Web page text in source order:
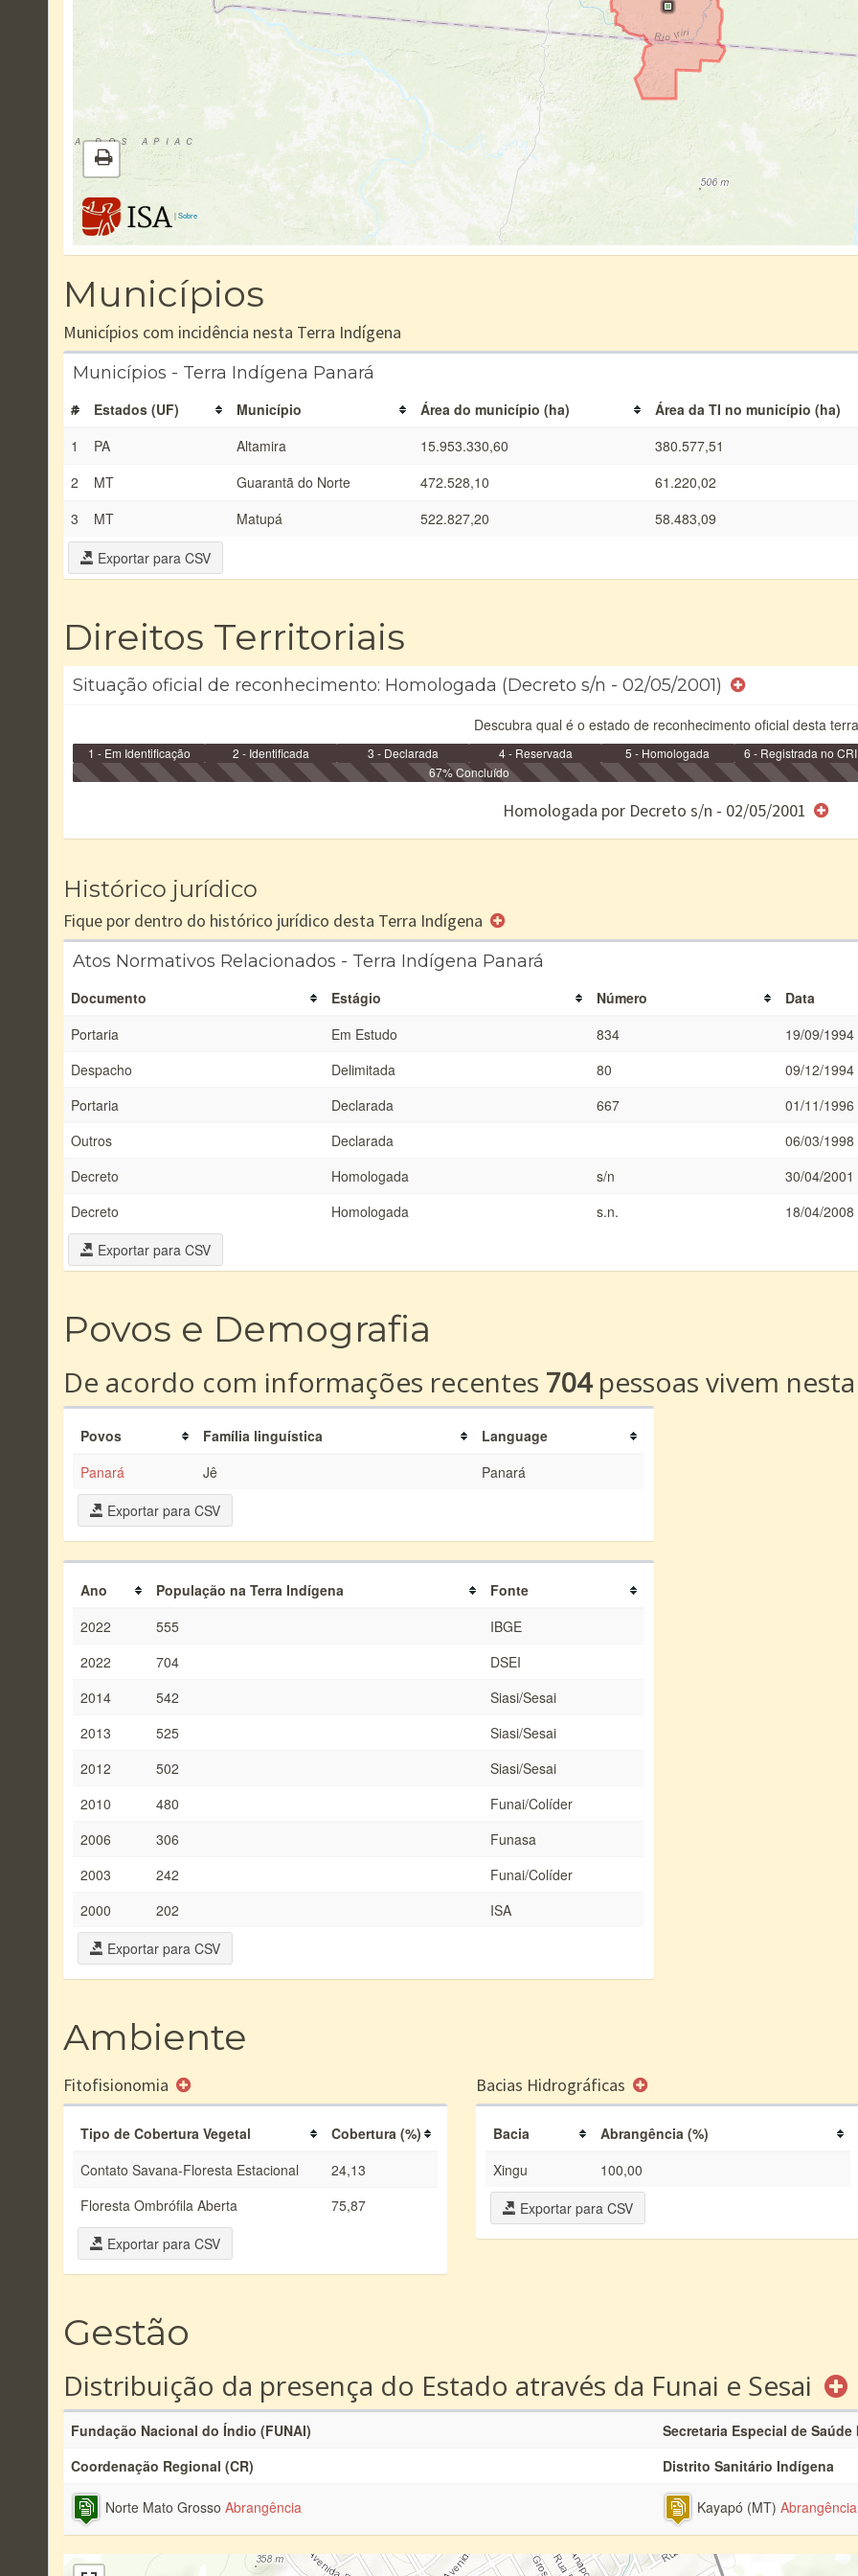
|Sobre
Municípios
Municípios com incidência nesta Terra Indígena
Municípios - Terra Indígena Panará
# Estados (UF) Município Área do município (ha)
Área da TI no município (ha)
1
PA Altamira 15.953.330,60
380.577,51
2
MT Guarantã do Norte 472.528,10
61.220,02
3
MT Matupá 522.827,20 58.483,09
Exportar para CSV
Direitos Territoriais
Situação oficial de reconhecimento: Homologada (Decreto s/n - 02/05/2001)
Descubra qual é o estado de reconhecimento oficial desta
1 - Em Identificação 2 - Identificada 3 - Declarada 4 - Reservada 5 - Homologada
6 - Registrada no CRI
e/ou SPU
67% Concluído
Homologada por Decreto s/n - 02/05/2001
Histórico jurídico
Fique por dentro do histórico jurídico desta Terra Indígena
Atos Normativos Relacionados - Terra Indígena Panará
Documento Estágio Número
Data
Portaria
Em Estudo 834
19/09/1994
Despacho
Delimitada 80
09/12/1994
Portaria
Declarada 667
01/11/1996
Outros
Declarada
06/03/1998
Decreto
Homologada s/n
30/04/2001
Decreto
Homologada s.n.
18/04/2008
Exportar para CSV
Povos e Demografia
De acordo com informações recentes 704pessoas vivem
Povos Família linguística
Language
Panará
Jê
Panará
Exportar para CSV
Ano População na Terra Indígena
Fonte
2022
555
IBGE
2022
704
DSEI
2014
542
Siasi/Sesai
2013
525
Siasi/Sesai
2012
502
Siasi/Sesai
2010
480
Funai/Colíder
2006
306
Funasa
2003
242
Funai/Colíder
2000
202
ISA
Exportar para CSV
Ambiente
Fitofisionomia
Tipo de Cobertura Vegetal
Cobertura (%)
Contato Savana-Floresta Estacional
24,13
Floresta Ombrófila Aberta
75,87
Exportar para CSV
Bacias Hidrográficas
Bacia
Abrangência (%)
Xingu
100,00
Exportar para CSV
Gestão
Distribuição da presença do Estado através da Funai e Sesai
Fundação Nacional do Índio (FUNAI)
Secretaria Especial de
Coordenação Regional (CR)
Distrito Sanitário Indígena
Norte Mato Grosso Abrangência Kayapó (MT) Abrangência